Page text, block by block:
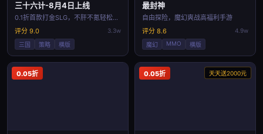
三十六计-8月4日上线
0.1折首款打金SLG，不肝不氪轻松策略
评分 9.0
3.3w
三国
策略 横版
最封神
自由探险，魔幻爽战高福利手游
评分 8.6
4.9w
魔幻
MMO 横版
0.05折 0.05折 天天送2000元